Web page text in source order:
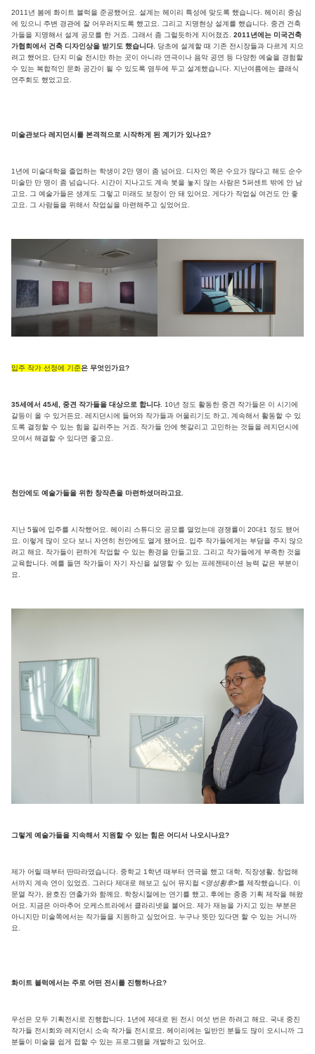
2011년 봄에 화이트 블럭을 준공했어요. 설계는 헤이리 특성에 맞도록 했습니다. 헤이리 중심
에 있으니 주변 경관에 잘 어우러지도록 했고요. 그리고 지명현상 설계를 했습니다. 중견 건축
가들을 지명해서 설계 공모를 한 거죠. 그래서 좀 그럴듯하게 지어졌죠. 2011년에는 미국건축
가협회에서 건축 디자인상을 받기도 했습니다. 당초에 설계할 때 기존 전시장들과 다르게 지으
려고 했어요. 단지 미술 전시만 하는 곳이 아니라 연극이나 음악 공연 등 다양한 예술을 경험할
수 있는 복합적인 문화 공간이 될 수 있도록 염두에 두고 설계했습니다. 지난여름에는 클래식
연주회도 했었고요.
미술관보다 레지던시를 본격적으로 시작하게 된 계기가 있나요?
1년에 미술대학을 졸업하는 학생이 2만 명이 좀 넘어요. 디자인 쪽은 수요가 많다고 해도 순수
미술만 만 명이 좀 넘습니다. 시간이 지나고도 계속 붓을 놓지 않는 사람은 5퍼센트 밖에 안 남
고요. 그 예술가들은 생계도 그렇고 미래도 보장이 안 돼 있어요. 게다가 작업실 여건도 안 좋
고요. 그 사람들을 위해서 작업실을 마련해주고 싶었어요.
입주 작가 선정에 기준은 무엇인가요?
35세에서 45세, 중견 작가들을 대상으로 합니다. 10년 정도 활동한 중견 작가들은 이 시기에
갈등이 올 수 있거든요. 레지던시에 들어와 작가들과 어울리기도 하고, 계속해서 활동할 수 있
도록 결정할 수 있는 힘을 길러주는 거죠. 작가들 안에 헷갈리고 고민하는 것들을 레지던시에
모여서 해결할 수 있다면 좋고요.
천안에도 예술가들을 위한 창작촌을 마련하셨더라고요.
지난 5월에 입주를 시작했어요. 헤이리 스튜디오 공모를 열었는데 경쟁률이 20대1 정도 됐어
요. 이렇게 많이 오다 보니 자연히 천안에도 열게 됐어요. 입주 작가들에게는 부담을 주지 않으
려고 해요. 작가들이 편하게 작업할 수 있는 환경을 만들고요. 그리고 작가들에게 부족한 것을
교육합니다. 예를 들면 작가들이 자기 자신을 설명할 수 있는 프레젠테이션 능력 같은 부분이
요.
그렇게 예술가들을 지속해서 지원할 수 있는 힘은 어디서 나오시나요?
제가 어릴 때부터 딴따라였습니다. 중학교 1학년 때부터 연극을 했고 대학, 직장생활, 창업해
서까지 계속 연이 있었죠. 그러다 제대로 해보고 싶어 뮤지컬 <명성황후>를 제작했습니다. 이
문열 작가, 윤호진 연출가와 함께요. 학창시절에는 연기를 했고, 후에는 종종 기획 제작을 해왔
어요. 지금은 아마추어 오케스트라에서 클라리넷을 불어요. 제가 재능을 가지고 있는 부분은
아니지만 미술쪽에서는 작가들을 지원하고 싶었어요. 누구나 뜻만 있다면 할 수 있는 거니까
요.
화이트 블럭에서는 주로 어떤 전시를 진행하나요?
우선은 모두 기획전시로 진행합니다. 1년에 제대로 된 전시 여섯 번은 하려고 해요. 국내 중진
작가들 전시회와 레지던시 소속 작가들 전시로요. 헤이리에는 일반인 분들도 많이 오시니까 그
분들이 미술을 쉽게 접할 수 있는 프로그램을 개발하고 있어요.